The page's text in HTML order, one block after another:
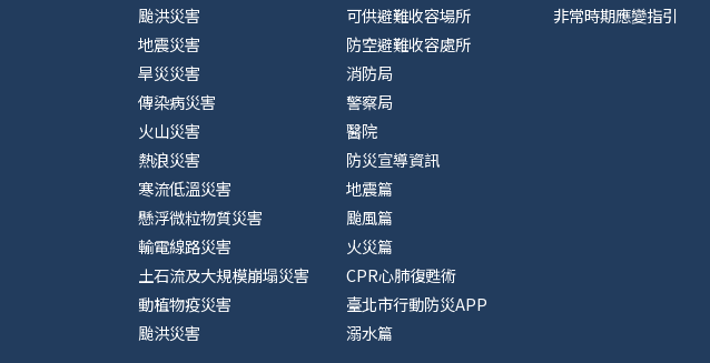
颱洪災害
地震災害
旱災災害
傳染病災害
火山災害
熱浪災害
寒流低溫災害
懸浮微粒物質災害
輸電線路災害
土石流及大規模崩塌災害
動植物疫災害
颱洪災害
可供避難收容場所
防空避難收容處所
消防局
警察局
醫院
防災宣導資訊
地震篇
颱風篇
火災篇
CPR心肺復甦術
臺北市行動防災APP
溺水篇
非常時期應變指引